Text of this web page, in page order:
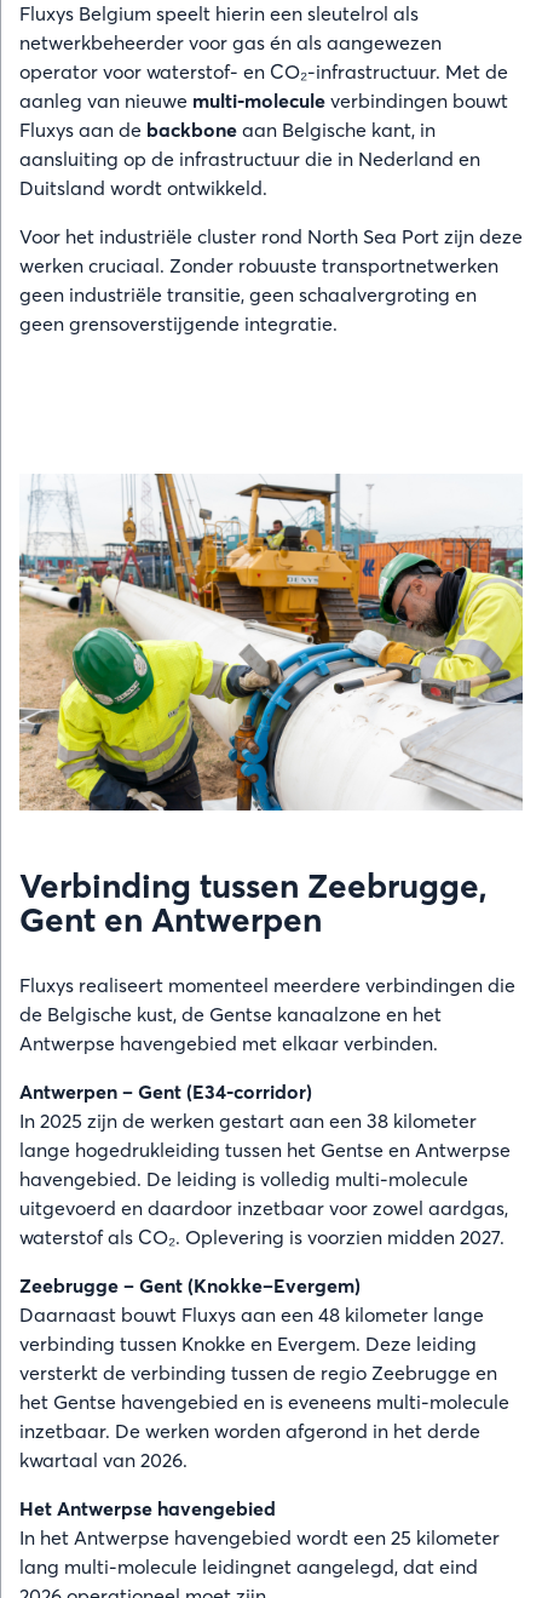
Fluxys Belgium speelt hierin een sleutelrol als
netwerkbeheerder voor gas én als aangewezen
operator voor waterstof- en CO₂-infrastructuur. Met de
aanleg van nieuwe multi-molecule verbindingen bouwt
Fluxys aan de backbone aan Belgische kant, in
aansluiting op de infrastructuur die in Nederland en
Duitsland wordt ontwikkeld.
Voor het industriële cluster rond North Sea Port zijn deze
werken cruciaal. Zonder robuuste transportnetwerken
geen industriële transitie, geen schaalvergroting en
geen grensoverstijgende integratie.
Afbeelding
Verbinding tussen Zeebrugge,
Gent en Antwerpen
Fluxys realiseert momenteel meerdere verbindingen die
de Belgische kust, de Gentse kanaalzone en het
Antwerpse havengebied met elkaar verbinden.
Antwerpen – Gent (E34-corridor)
In 2025 zijn de werken gestart aan een 38 kilometer
lange hogedrukleiding tussen het Gentse en Antwerpse
havengebied. De leiding is volledig multi-molecule
uitgevoerd en daardoor inzetbaar voor zowel aardgas,
waterstof als CO₂. Oplevering is voorzien midden 2027.
Zeebrugge – Gent (Knokke–Evergem)
Daarnaast bouwt Fluxys aan een 48 kilometer lange
verbinding tussen Knokke en Evergem. Deze leiding
versterkt de verbinding tussen de regio Zeebrugge en
het Gentse havengebied en is eveneens multi-molecule
inzetbaar. De werken worden afgerond in het derde
kwartaal van 2026.
Het Antwerpse havengebied
In het Antwerpse havengebied wordt een 25 kilometer
lang multi-molecule leidingnet aangelegd, dat eind